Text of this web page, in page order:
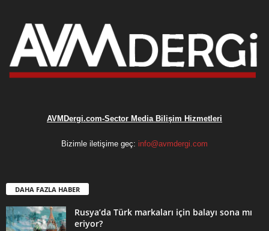
AVMDergi.com-Sector Media Bilişim Hizmetleri
Bizimle iletişime geç: info@avmdergi.com
DAHA FAZLA HABER
Rusya’da Türk markaları için balayı sona mı
eriyor?